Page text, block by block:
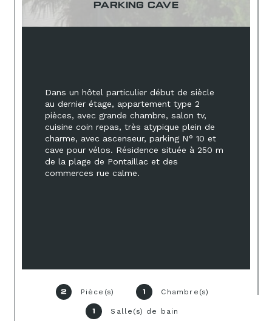
PARKING CAVE
2 Pièce(s) 1 Chambre(s)
1 Salle(s) de bain
Dans un hôtel particulier début de siècle
au dernier étage, appartement type 2
pièces, avec grande chambre, salon tv,
cuisine coin repas, très atypique plein de
charme, avec ascenseur, parking N° 10 et
cave pour vélos. Résidence située à 250 m
de la plage de Pontaillac et des
commerces rue calme.